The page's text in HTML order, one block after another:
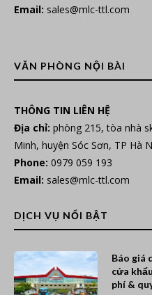
Email: sales@mlc-ttl.com
VĂN PHÒNG NỘI BÀI
THÔNG TIN LIÊN HỆ
Địa chỉ: phòng 215, tòa nhà
Minh, huyện Sóc Sơn, TP Hà
Phone: 0979 059 193
Email: sales@mlc-ttl.com
DỊCH VỤ NỔI BẬT
Báo giá
cửa
phí &